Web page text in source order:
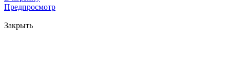
Предпросмотр
Закрыть